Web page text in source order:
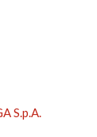
S.p.A.